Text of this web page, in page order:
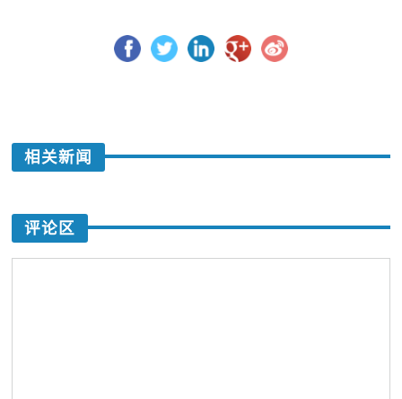
相关新闻
评论区